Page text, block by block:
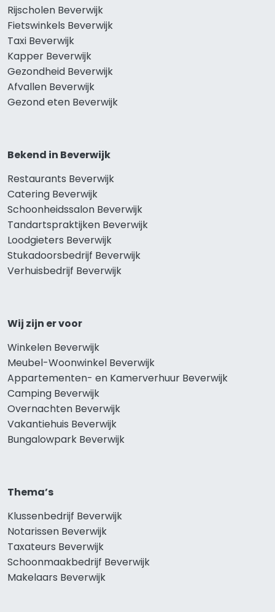
Rijscholen Beverwijk
Fietswinkels Beverwijk
Taxi Beverwijk
Kapper Beverwijk
Gezondheid Beverwijk
Afvallen Beverwijk
Gezond eten Beverwijk
Bekend in Beverwijk
Restaurants Beverwijk
Catering Beverwijk
Schoonheidssalon Beverwijk
Tandartspraktijken Beverwijk
Loodgieters Beverwijk
Stukadoorsbedrijf Beverwijk
Verhuisbedrijf Beverwijk
Wij zijn er voor
Winkelen Beverwijk
Meubel-Woonwinkel Beverwijk
Appartementen- en Kamerverhuur Beverwijk
Camping Beverwijk
Overnachten Beverwijk
Vakantiehuis Beverwijk
Bungalowpark Beverwijk
Thema’s
Klussenbedrijf Beverwijk
Notarissen Beverwijk
Taxateurs Beverwijk
Schoonmaakbedrijf Beverwijk
Makelaars Beverwijk